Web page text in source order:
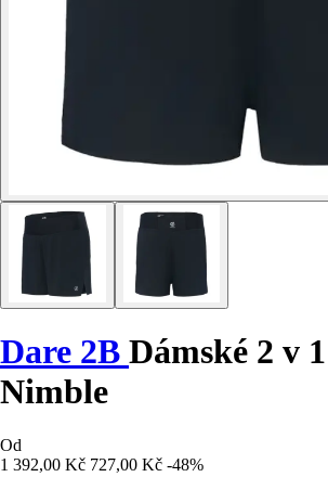
Dare 2B Dámské 2 v
Nimble
Od
1 392,00 Kč 727,00 Kč -48%